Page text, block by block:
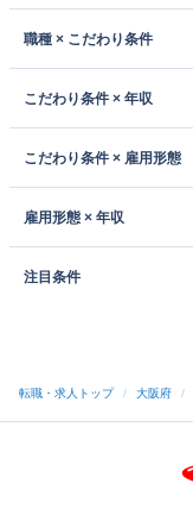
職種 × こだわり条件
こだわり条件 × 年収
こだわり条件 × 雇用形態
雇用形態 × 年収
注目条件
転職・求人トップ / 大阪府 /